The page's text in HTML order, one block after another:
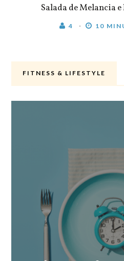
Salada de Melancia
4 10
FITNESS & LIFESTYLE